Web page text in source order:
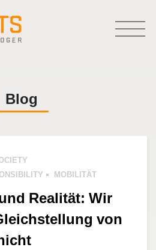
Blog
MOBILITÄT
Realität: Wir
von